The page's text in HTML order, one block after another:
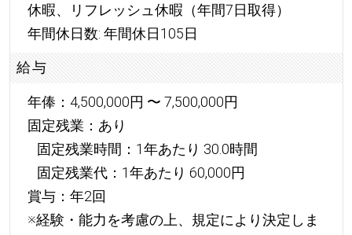
休暇、リフレッシュ休暇（年間7日取得）
年間休日数: 年間休日105日
給与
年俸：4,500,000円 〜 7,500,000円
固定残業：あり
固定残業時間：1年あたり 30.0時間
固定残業代：1年あたり 60,000円
賞与：年2回
※経験・能力を考慮の上、規定により決定しま